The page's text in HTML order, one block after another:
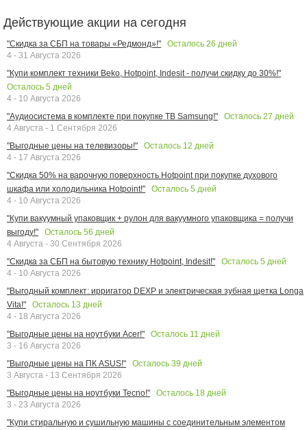
Действующие акции на сегодня
"Скидка за СБП на товары «Редмонд»!" Осталось 26 дней
4 - 31 Августа 2026
"Купи комплект техники Beko, Hotpoint, Indesit - получи скидку до 30%!"
Осталось 5 дней
4 - 10 Августа 2026
"Аудиосистема в комплекте при покупке ТВ Samsung!"
Осталось 27 дней
4 Августа - 1 Сентября 2026
"Выгодные цены на телевизоры!"
Осталось 12 дней
4 - 17 Августа 2026
"Скидка 50% на варочную поверхность Hotpoint при покупке духового
шкафа или холодильника Hotpoint!"
Осталось 5 дней
4 - 10 Августа 2026
"Купи вакуумный упаковщик + рулон для вакуумного упаковщика = получи
выгоду!"
Осталось 56 дней
4 Августа - 30 Сентября 2026
"Скидка за СБП на бытовую технику Hotpoint, Indesit!"
Осталось 5 дней
4 - 10 Августа 2026
"Выгодный комплект: ирригатор DEXP и электрическая зубная щетка Longa
Vita!"
Осталось 13 дней
4 - 18 Августа 2026
"Выгодные цены на ноутбуки Acer!"
Осталось 11 дней
3 - 16 Августа 2026
"Выгодные цены на ПК ASUS!"
Осталось 39 дней
3 Августа - 13 Сентября 2026
"Выгодные цены на ноутбуки Tecno!"
Осталось 18 дней
3 - 23 Августа 2026
"Купи стиральную и сушильную машины с соединительным элементом